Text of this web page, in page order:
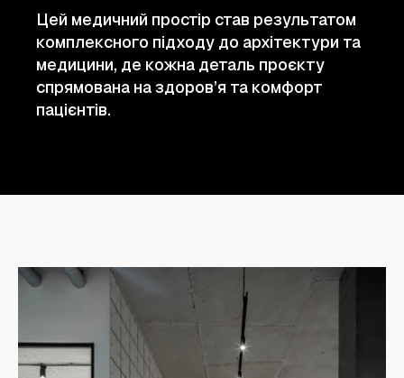
Цей медичний простір став результатом
комплексного підходу до архітектури та
медицини, де кожна деталь проєкту
спрямована на здоров’я та комфорт
пацієнтів.